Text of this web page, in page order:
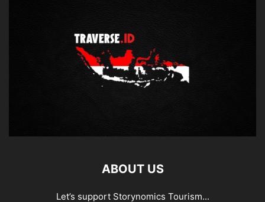
ABOUT US
Let’s support Storynomics Tourism...